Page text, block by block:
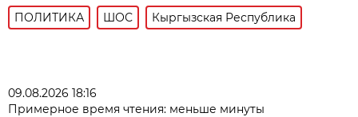
ПОЛИТИКА ШОС Кыргызская Республика
09.08.2026 18:16
Примерное время чтения: меньше минуты